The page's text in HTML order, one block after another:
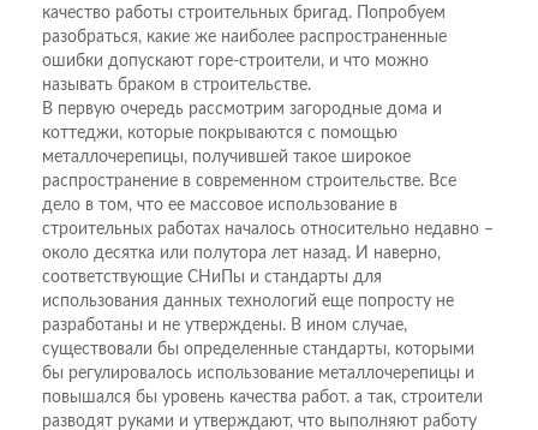
качество работы строительных бригад. Попробуем
разобраться, какие же наиболее распространенные
ошибки допускают горе-строители, и что можно
называть браком в строительстве.
В первую очередь рассмотрим загородные дома и
коттеджи, которые покрываются с помощью
металлочерепицы, получившей такое широкое
распространение в современном строительстве. Все
дело в том, что ее массовое использование в
строительных работах началось относительно недавно –
около десятка или полутора лет назад. И наверно,
соответствующие СНиПы и стандарты для
использования данных технологий еще попросту не
разработаны и не утверждены. В ином случае,
существовали бы определенные стандарты, которыми
бы регулировалось использование металлочерепицы и
повышался бы уровень качества работ. а так, строители
разводят руками и утверждают, что выполняют работу